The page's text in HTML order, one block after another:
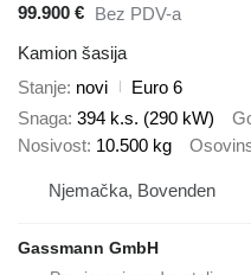
99.900 € Bez PDV-a
Kamion šasija
Stanje novi
Euro 6
Snaga 394 k.s. (290 kW)
Nosivost 10.500 kg
Njemačka, Bovenden
Gassmann GmbH